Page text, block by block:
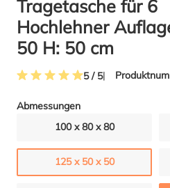
Tragetasche für 6
Hochlehner
50 H: 50 cm
5 / 5
Abmessungen
100 x 80 x 80
125 x 50 x 50